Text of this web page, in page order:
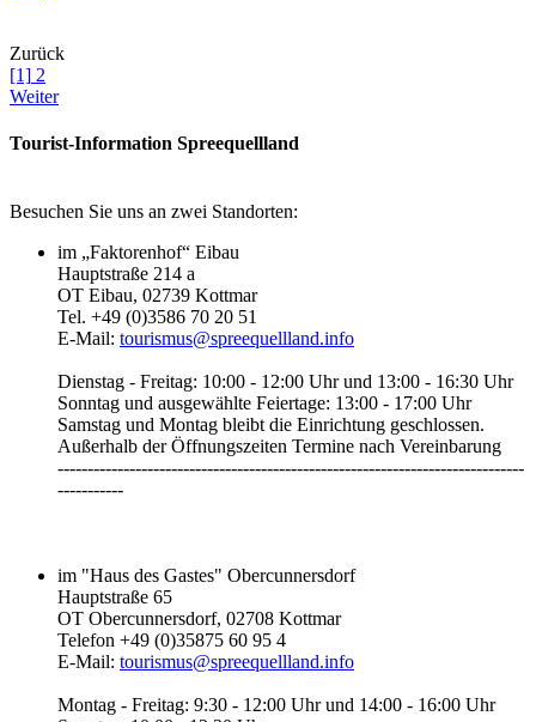
Zurück
[1] 2
Weiter
Tourist-Information Spreequellland
Besuchen Sie uns an zwei Standorten:
im „Faktorenhof“ Eibau
Hauptstraße 214 a
OT Eibau, 02739 Kottmar
Tel. +49 (0)3586 70 20 51
E-Mail: tourismus@spreequellland.info
Dienstag - Freitag: 10:00 - 12:00 Uhr und 13:00 - 16:30 Uhr
Sonntag und ausgewählte Feiertage: 13:00 - 17:00 Uhr
Samstag und Montag bleibt die Einrichtung geschlossen.
Außerhalb der Öffnungszeiten Termine nach Vereinbarung
------------------------------------------------------------------------------
-----------‎
im "Haus des Gastes" Obercunnersdorf
Hauptstraße 65
OT Obercunnersdorf, 02708 Kottmar
Telefon +49 (0)35875 60 95 4
E-Mail: tourismus@spreequellland.info
Montag - Freitag: 9:30 - 12:00 Uhr und 14:00 - 16:00 Uhr